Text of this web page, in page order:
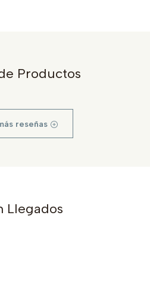
Productos
reseñas
Llegados